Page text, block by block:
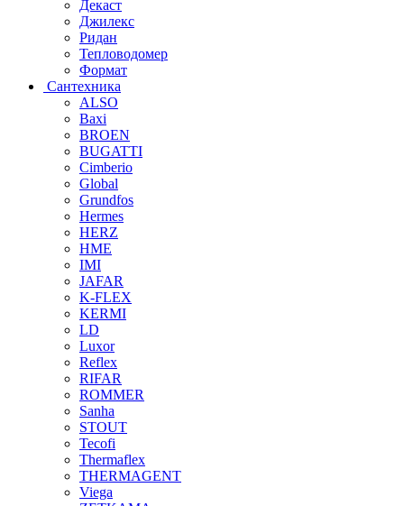
Декаст
Джилекс
Ридан
Тепловодомер
Формат
Сантехника
ALSO
Baxi
BROEN
BUGATTI
Cimberio
Global
Grundfos
Hermes
HERZ
HME
IMI
JAFAR
K-FLEX
KERMI
LD
Luxor
Reflex
RIFAR
ROMMER
Sanha
STOUT
Tecofi
Thermaflex
THERMAGENT
Viega